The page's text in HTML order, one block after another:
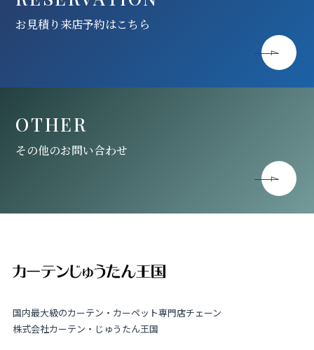
お見積り来店予約はこちら
OTHER
その他のお問い合わせ
国内最大級のカーテン・カーペット専門店チェーン
株式会社カーテン・じゅうたん王国